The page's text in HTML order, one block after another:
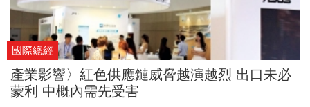
國際總經
產業影響〉紅色供應鏈威脅越演越烈 出口未必
蒙利 中概內需先受害